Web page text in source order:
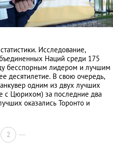
Исследование,
Наций среди 175
бесспорным лидером и лучшим
десятилетие. В свою очередь,
одним из двух лучших
с Цюрихом) за последние два
оказались Торонто и
2